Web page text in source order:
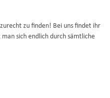
zu finden! Bei uns findet ihr
sich endlich durch sämtliche